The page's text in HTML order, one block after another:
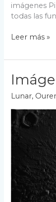
imágenes
todas las
Galería
fotos
la
Leer más »
Lunar,